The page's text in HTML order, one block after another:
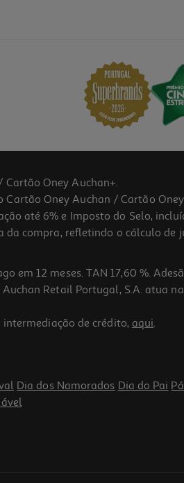
Oney Auchan+.
Cartão Oney Auchan / Cartão
até 6% e Imposto do Selo,
compra, refletindo o cálculo
em 12 meses. TAN 17,60 %.
Retail Portugal, S.A.
de crédito, aqui.
Dia dos Namorados Dia do Pai